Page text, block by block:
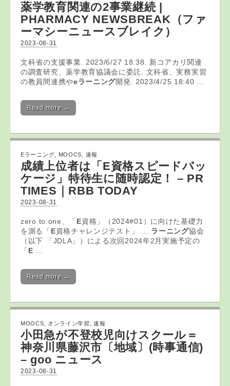
薬学教育関連の2事業継続 |
PHARMACY NEWSBREAK（ファ
ーマシーニュースブレイク）
2023-08-31
文科省の支援事業. 2023/6/27 18:38. 新コアカリ関連
の調査研究、薬学教育協議会に委託. 文科省、実務実習
の教員間連携やeラーニング開発. 2023/4/25 18:40 …
Read more →
Eラーニング MOOCS 速報
成績上位者は「 E資格スピードバッ
ケージ」特待生に随時認定！ – PR
TIMES｜RBB TODAY
2023-08-31
zero to one、「 E資格」（2024#01）に向けた基礎力
を測る「 E資格チャレンジテスト」 … ラーニング協会
（以下 「JDLA」）による次回2024年2月実施予定の
「 E
Read more →
MOOCS オンライン学習 ,速報
小田急が不登校児向けスクール＝
神奈川県藤沢市〔地域〕(時事通信)
– goo ニュース
2023-08-31